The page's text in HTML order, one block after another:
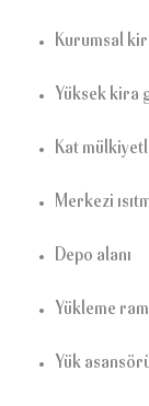
Kurumsal
Yüksek kira
Kat
Merkezi
Depo alanı
Yükleme
Yük